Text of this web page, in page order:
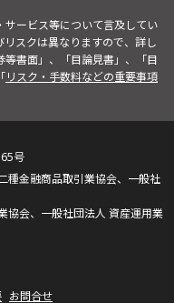
ービス等について言及してい
スクは異なりますので、詳し
書面」、「目論見書」、「目
リスク・手数料などの重要事項
号
種金融商品取引業協会、一般社
協会、一般社団法人 資産運用業
お問合せ